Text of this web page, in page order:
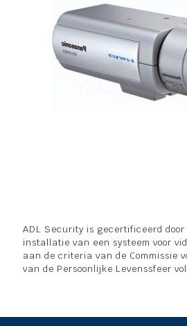
ADL Security is gecertificeerd
installatie van een systeem voor
aan de criteria van de Commissie
van de Persoonlijke Levenssfeer